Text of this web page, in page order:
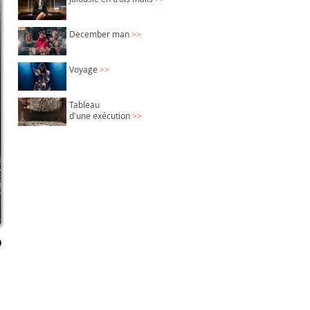
December man>>
Voyage >>
Tableau
d'une exécution>>